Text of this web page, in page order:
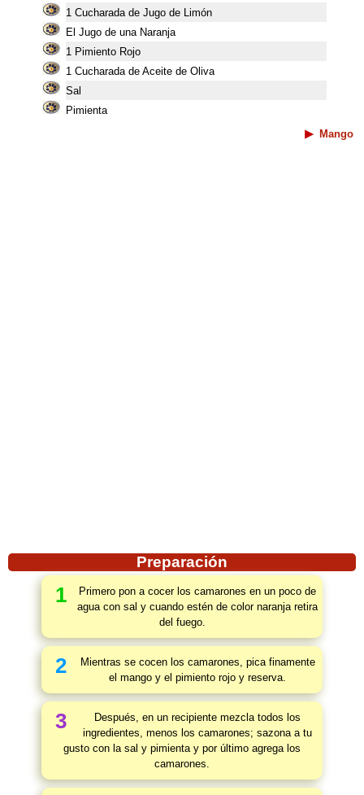
1 Cucharada de Jugo de Limón
El Jugo de una Naranja
1 Pimiento Rojo
1 Cucharada de Aceite de Oliva
Sal
Pimienta
Mango
Preparación
1
Primero pon a cocer los camarones en un poco de
agua con sal y cuando estén de color naranja retira
del fuego.
2
Mientras se cocen los camarones, pica finamente
el mango y el pimiento rojo y reserva.
3
Después, en un recipiente mezcla todos los
ingredientes, menos los camarones; sazona a tu
gusto con la sal y pimienta y por último agrega los
camarones.